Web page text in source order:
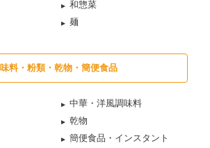
和惣菜
麺
料・粉類・乾物・簡便食品
中華・洋風調味料
乾物
簡便食品・インスタント